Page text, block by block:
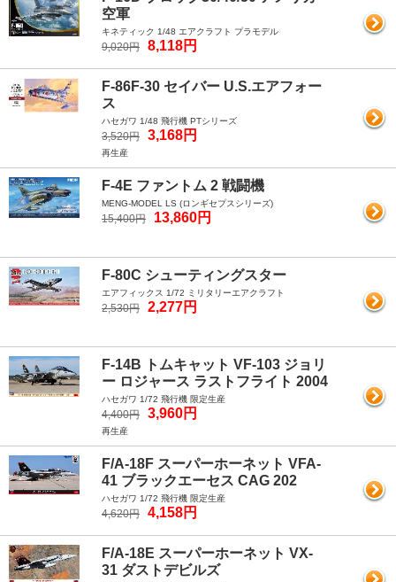
空軍
キネティック 1/48 エアクラフト プラモデル
9,020円 8,118円
F-86F-30 セイバー U.S.エアフォー
ス
ハセガワ 1/48 飛行機 PTシリーズ
3,520円 3,168円
再生産
F-4E ファントム 2 戦闘機
MENG-MODEL LS (ロンギセプスシリーズ)
15,400円 13,860円
F-80C シューティングスター
エアフィックス 1/72 ミリタリーエアクラフト
2,530円 2,277円
F-14B トムキャット VF-103 ジョリ
ー ロジャース ラストフライト 2004
ハセガワ 1/72 飛行機 限定生産
4,400円 3,960円
再生産
F/A-18F スーパーホーネット VFA-
41 ブラックエーセス CAG 202
ハセガワ 1/72 飛行機 限定生産
4,620円 4,158円
F/A-18E スーパーホーネット VX-
31 ダストデビルズ